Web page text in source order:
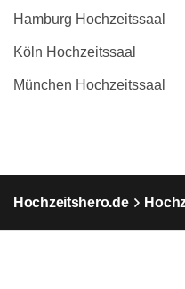
Hamburg Hochzeitssaal
Köln Hochzeitssaal
München Hochzeitssaal
Hochzeitshero.de